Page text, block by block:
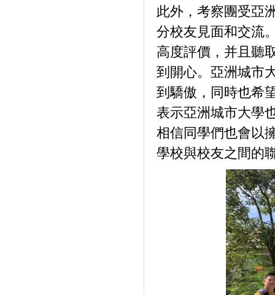
此外，考察團受亞
分校友見面和交流
高度評價，并且聽
到開心。亞洲城市
到驕傲，同時也希
表示亞洲城市大學
相信同學們也會以
學校與校友之間的